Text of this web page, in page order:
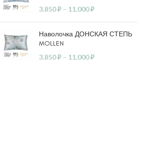
3.850₽ – 11.000₽
Наволочка ДОНСКАЯ СТЕПЬ
MOLLEN
3.850₽ – 11.000₽